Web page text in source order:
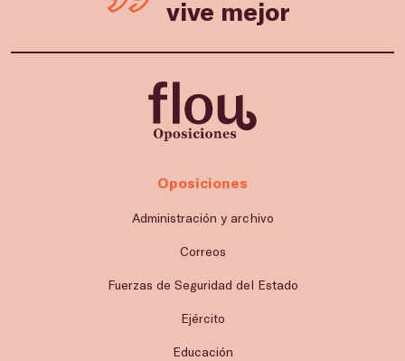
vive mejor
Oposiciones
Administración y archivo
Correos
Fuerzas de Seguridad del Estado
Ejército
Educación